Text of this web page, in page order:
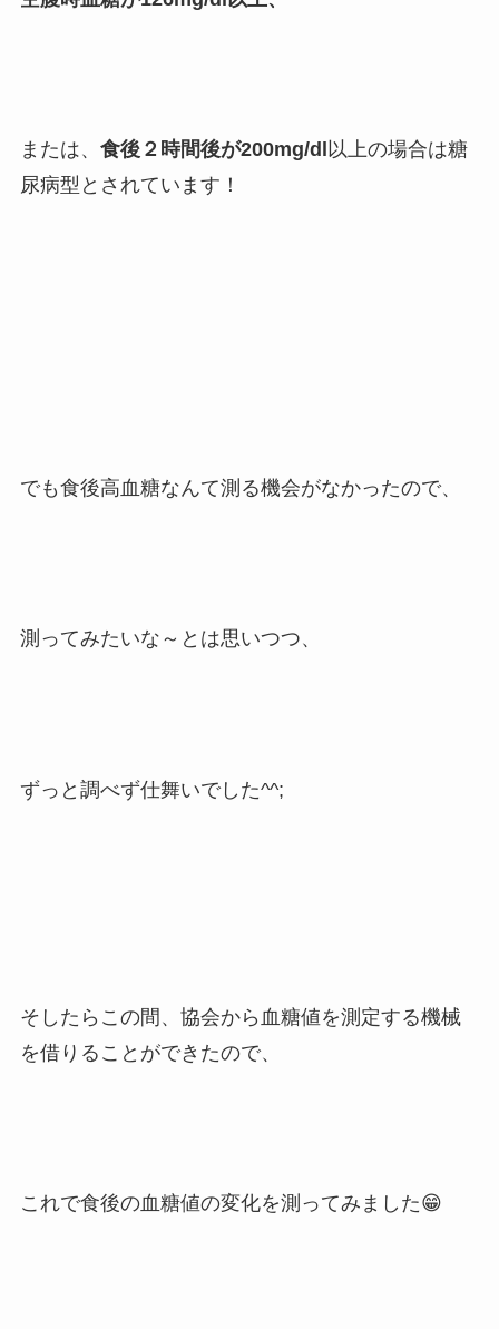
または、 食後２時間後が200mg/dl 以上の場合は糖
尿病型とされています！
でも食後高血糖なんて測る機会がなかったので、
測ってみたいな～とは思いつつ、
ずっと調べず仕舞いでした^^;
そしたらこの間、協会から血糖値を測定する機械
を借りることができたので、
これで食後の血糖値の変化を測ってみました😁